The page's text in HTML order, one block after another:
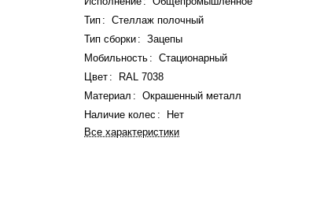
Тип :
Стеллаж полочный
Тип сборки:
Зацепы
Мобильность :
Стационарный
Цвет :
RAL 7038
Материал :
Окрашенный металл
Наличие колес :
Нет
Все характеристики